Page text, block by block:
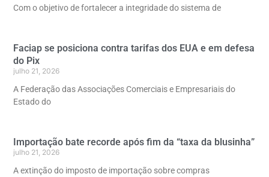
Com o objetivo de fortalecer a integridade do sistema de
Faciap se posiciona contra tarifas dos EUA e em defesa
do Pix
julho 21, 2026
A Federação das Associações Comerciais e Empresariais do
Estado do
Importação bate recorde após fim da “taxa da blusinha”
julho 21, 2026
A extinção do imposto de importação sobre compras